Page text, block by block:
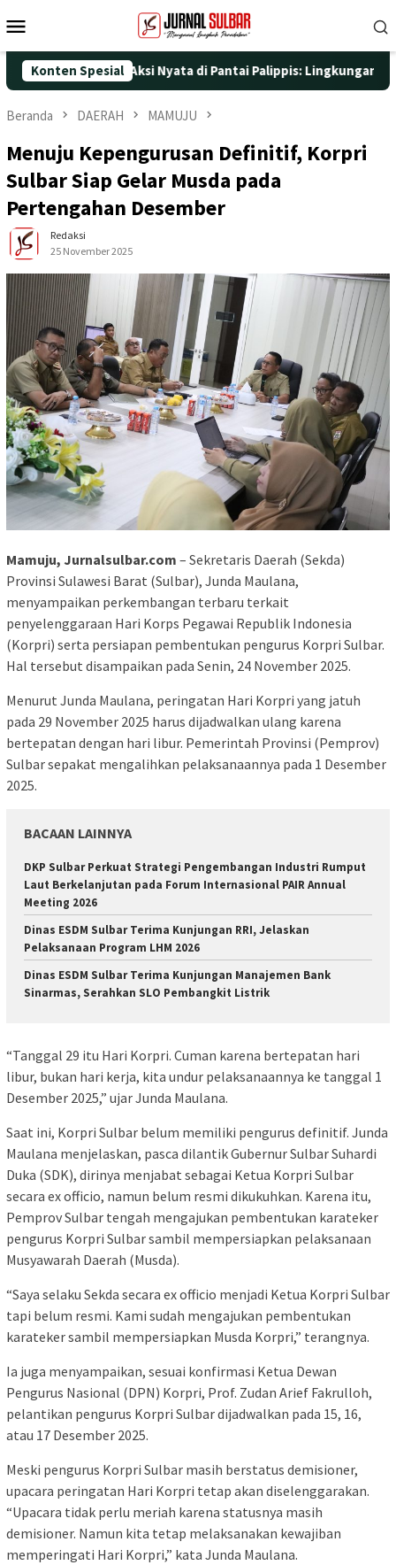
ke
Mobile
Konten Spesial
dengan Aksi Nyata di Pantai Palippis: Lingkungan dan
Beranda DAERAH MAMUJU
Menuju Kepengurusan Definitif, Korpri
Sulbar Siap Gelar Musda pada
Pertengahan Desember
Redaksi
25 November 2025
Mamuju, Jurnalsulbar.com – Sekretaris Daerah (Sekda)
Provinsi Sulawesi Barat (Sulbar), Junda Maulana,
menyampaikan perkembangan terbaru terkait
penyelenggaraan Hari Korps Pegawai Republik Indonesia
(Korpri) serta persiapan pembentukan pengurus Korpri Sulbar.
Hal tersebut disampaikan pada Senin, 24 November 2025.
Menurut Junda Maulana, peringatan Hari Korpri yang jatuh
pada 29 November 2025 harus dijadwalkan ulang karena
bertepatan dengan hari libur. Pemerintah Provinsi (Pemprov)
Sulbar sepakat mengalihkan pelaksanaannya pada 1 Desember
2025.
BACAAN LAINNYA
DKP Sulbar Perkuat Strategi Pengembangan Industri Rumput
Laut Berkelanjutan pada Forum Internasional PAIR Annual
Meeting 2026
Dinas ESDM Sulbar Terima Kunjungan RRI, Jelaskan
Pelaksanaan Program LHM 2026
Dinas ESDM Sulbar Terima Kunjungan Manajemen Bank
Sinarmas, Serahkan SLO Pembangkit Listrik
“Tanggal 29 itu Hari Korpri. Cuman karena bertepatan hari
libur, bukan hari kerja, kita undur pelaksanaannya ke tanggal 1
Desember 2025,” ujar Junda Maulana.
Saat ini, Korpri Sulbar belum memiliki pengurus definitif. Junda
Maulana menjelaskan, pasca dilantik Gubernur Sulbar Suhardi
Duka (SDK), dirinya menjabat sebagai Ketua Korpri Sulbar
secara ex officio, namun belum resmi dikukuhkan. Karena itu,
Pemprov Sulbar tengah mengajukan pembentukan karateker
pengurus Korpri Sulbar sambil mempersiapkan pelaksanaan
Musyawarah Daerah (Musda).
“Saya selaku Sekda secara ex officio menjadi Ketua Korpri Sulbar
tapi belum resmi. Kami sudah mengajukan pembentukan
karateker sambil mempersiapkan Musda Korpri,” terangnya.
Ia juga menyampaikan, sesuai konfirmasi Ketua Dewan
Pengurus Nasional (DPN) Korpri, Prof. Zudan Arief Fakrulloh,
pelantikan pengurus Korpri Sulbar dijadwalkan pada 15, 16,
atau 17 Desember 2025.
Meski pengurus Korpri Sulbar masih berstatus demisioner,
upacara peringatan Hari Korpri tetap akan diselenggarakan.
“Upacara tidak perlu meriah karena statusnya masih
demisioner. Namun kita tetap melaksanakan kewajiban
memperingati Hari Korpri,” kata Junda Maulana.